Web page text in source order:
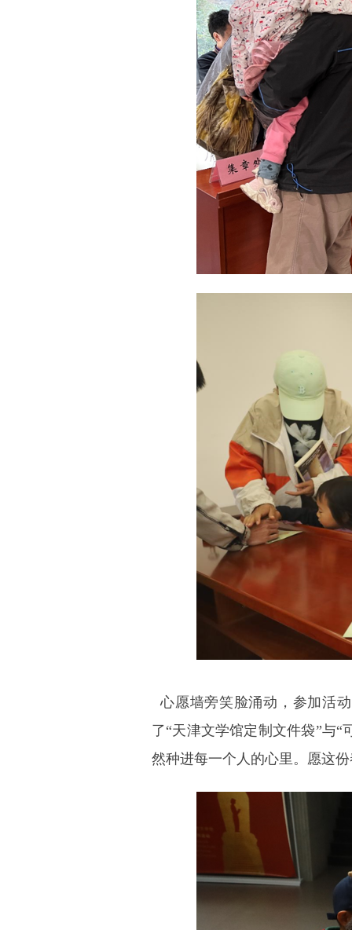
心愿墙旁笑脸涌动，参加活
了“天津文学馆定制文件袋”与
然种进每一个人的心里。愿这